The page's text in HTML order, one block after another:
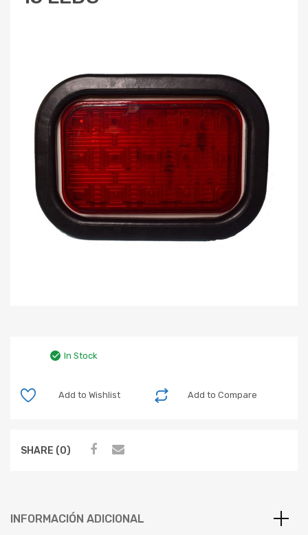
In Stock
Add to Compare
Add to Wishlist
SHARE (0)
INFORMACIÓN ADICIONAL